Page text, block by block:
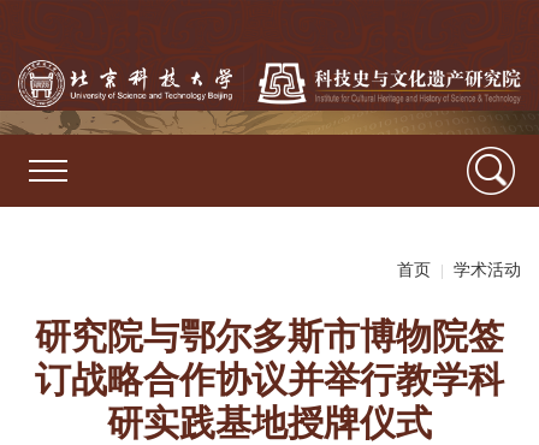
首页 学术活动
研究院与鄂尔多斯市博物院签
订战略合作协议并举行教学科
研实践基地授牌仪式